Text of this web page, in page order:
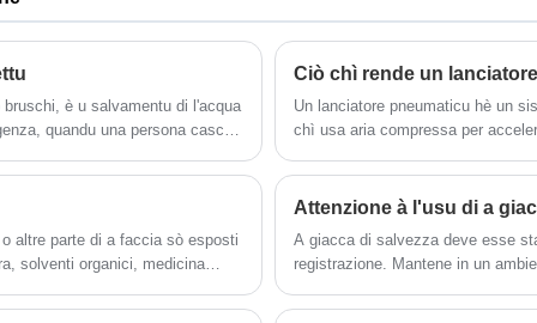
di
è u salvamentu di l'acqua
quandu una persona cascà
persona chì cascà in l'acqua è u
salvagente per salvà più
Un lanciatore pneumaticu hè un
chì usa aria compressa per
riciclamentu, l'agricultura, i testi
l'impattu è e linee di
affidabile à longu andà senza
altre parte di a faccia sò esposti
solventi organici, medicina
deve esse lavatu in seccu
Attenzione à l'usu di a
A giacca di salvezza deve esse
registrazione. Mantene in un
salvezza;